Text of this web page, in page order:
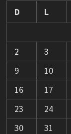
D
L
2
3
9
10
16
17
23
24
30
31